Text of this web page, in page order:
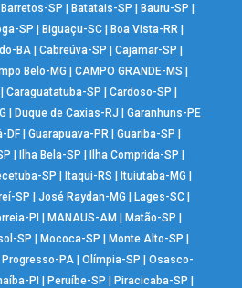
Barretos-SP |Batatais-SP |Bauru-SP |
SP |Biguaçu-SC |Boa Vista-RR |
BA| Cabreúva-SP | Cajamar-SP |
Belo-MG |CAMPO GRANDE-MS |
| Caraguatatuba-SP | Cardoso-SP |
| Duque de Caxias-RJ | Garanhuns-PE
DF| Guarapuava-PR | Guariba-SP |
| Ilha Bela-SP | Ilha Comprida-SP |
SP | Itaqui-RS | Ituiutaba-MG |
SP | José Raydan-MG | Lages-SC|
PI | MANAUS-AM | Matão-SP |
SP |Mococa-SP |Monte Alto-SP |
Progresso-PA |Olímpia-SP |Osasco-
PI |Peruíbe-SP |Piracicaba-SP |